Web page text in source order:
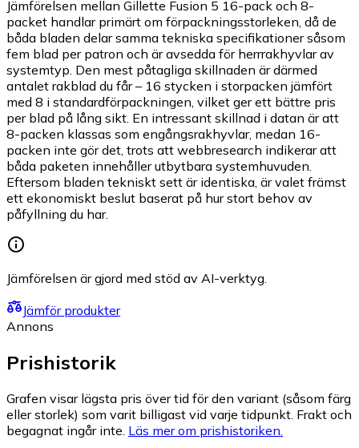
Jämförelsen mellan Gillette Fusion 5 16-pack och 8-
packet handlar primärt om förpackningsstorleken, då de
båda bladen delar samma tekniska specifikationer såsom
fem blad per patron och är avsedda för herrrakhyvlar av
systemtyp. Den mest påtagliga skillnaden är därmed
antalet rakblad du får – 16 stycken i storpacken jämfört
med 8 i standardförpackningen, vilket ger ett bättre pris
per blad på lång sikt. En intressant skillnad i datan är att
8-packen klassas som engångsrakhyvlar, medan 16-
packen inte gör det, trots att webbresearch indikerar att
båda paketen innehåller utbytbara systemhuvuden.
Eftersom bladen tekniskt sett är identiska, är valet främst
ett ekonomiskt beslut baserat på hur stort behov av
påfyllning du har.
Jämförelsen är gjord med stöd av AI-verktyg.
Jämför produkter
Annons
Prishistorik
Grafen visar lägsta pris över tid för den variant (såsom färg
eller storlek) som varit billigast vid varje tidpunkt. Frakt och
begagnat ingår inte. Läs mer om prishistoriken.